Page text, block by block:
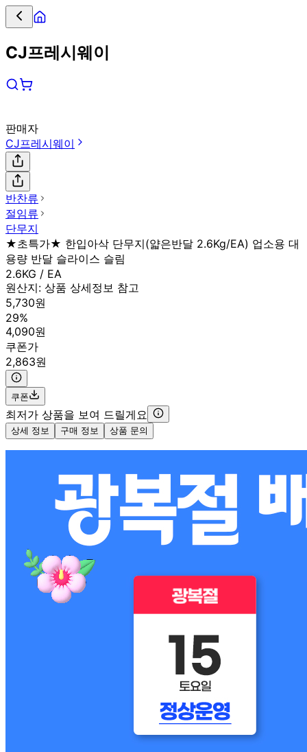
CJ프레시웨이
판매자
CJ프레시웨이
반찬류
절임류
단무지
★초특가★ 한입아삭 단무지(얇은반달 2.6Kg/EA) 업소용 대
용량 반달 슬라이스 슬림
2.6KG / EA
원산지: 상품 상세정보 참고
5,730원
29%
4,090원
쿠폰가
2,863원
쿠폰
최저가 상품을 보여 드릴게요
상세 정보 구매 정보 상품 문의